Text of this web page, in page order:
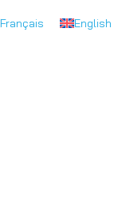
Français English